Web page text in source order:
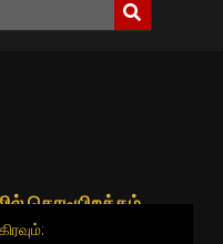
கொடியிறக்கம்